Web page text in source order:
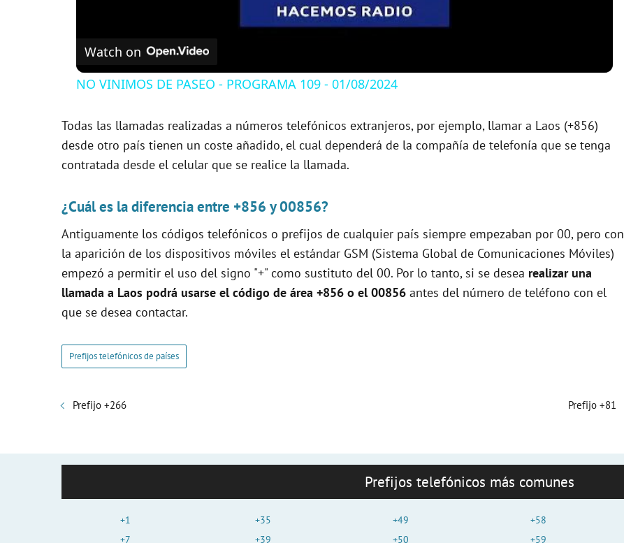
a
y
i
e
o
Watch on
NO VINIMOS DE PASEO - PROGRAMA 109 - 01/08/2024
Todas las llamadas realizadas a números telefónicos extranjeros, por ejemplo, llamar a Laos (+856)
desde otro país tienen un coste añadido, el cual dependerá de la compañía de telefonía que se tenga
contratada desde el celular que se realice la llamada.
¿Cuál es la diferencia entre +856 y 00856?
Antiguamente los códigos telefónicos o prefijos de cualquier país siempre empezaban por 00, pero con
la aparición de los dispositivos móviles el estándar GSM (Sistema Global de Comunicaciones Móviles)
empezó a permitir el uso del signo "+" como sustituto del 00. Por lo tanto, si se desea realizar una
llamada a Laos podrá usarse el código de área +856 o el 00856 antes del número de teléfono con el
que se desea contactar.
Prefijos telefónicos de países
Prefijo +266 Prefijo +81
Prefijos telefónicos más comunes
+1
+7
+35
+39
+49
+50
+58
+59